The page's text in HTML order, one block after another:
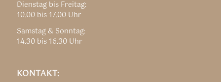
Dienstag bis Freitag:
10.00 bis 17.00 Uhr
Samstag & Sonntag:
14.30 bis 16.30 Uhr
KONTAKT: